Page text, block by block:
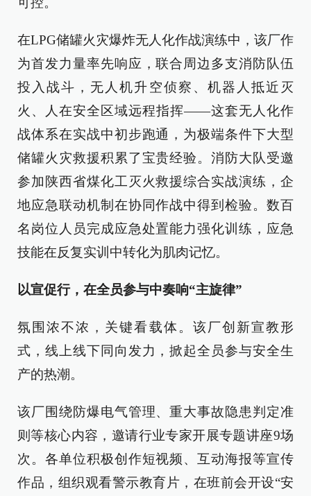
在LPG储罐火灾爆炸无人化作战演练中，该厂作
为首发力量率先响应，联合周边多支消防队伍
投入战斗，无人机升空侦察、机器人抵近灭
火、人在安全区域远程指挥——这套无人化作
战体系在实战中初步跑通，为极端条件下大型
储罐火灾救援积累了宝贵经验。消防大队受邀
参加陕西省煤化工灭火救援综合实战演练，企
地应急联动机制在协同作战中得到检验。数百
名岗位人员完成应急处置能力强化训练，应急
技能在反复实训中转化为肌肉记忆。
以宣促行，在全员参与中奏响“主旋律”
氛围浓不浓，关键看载体。该厂创新宣教形
式，线上线下同向发力，掀起全员参与安全生
产的热潮。
该厂围绕防爆电气管理、重大事故隐患判定准
则等核心内容，邀请行业专家开展专题讲座9场
次。各单位积极创作短视频、互动海报等宣传
作品，组织观看警示教育片，在班前会开设“安